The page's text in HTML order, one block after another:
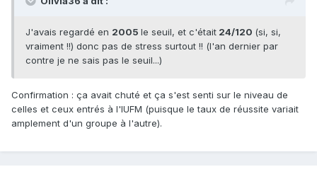
J'avais regardé en 2005 le seuil, et c'était 24/120 (si, si,
vraiment !!) donc pas de stress surtout !! (l'an dernier par
contre je ne sais pas le seuil...)
Confirmation : ça avait chuté et ça s'est senti sur le niveau de
celles et ceux entrés à l'IUFM (puisque le taux de réussite variait
amplement d'un groupe à l'autre).